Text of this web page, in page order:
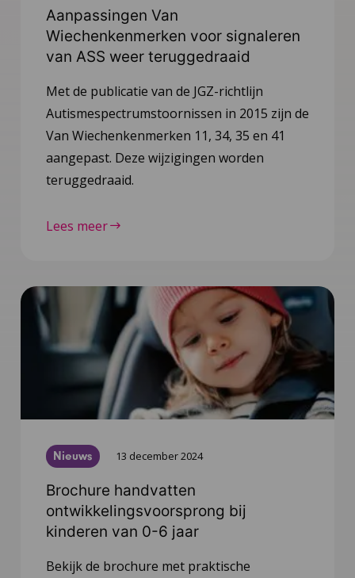
Aanpassingen Van
Wiechenkenmerken voor signaleren
van ASS weer teruggedraaid
Met de publicatie van de JGZ-richtlijn
Autismespectrumstoornissen in 2015 zijn de
Van Wiechenkenmerken 11, 34, 35 en 41
aangepast. Deze wijzigingen worden
teruggedraaid.
Lees meer
Nieuws 13 december 2024
Brochure handvatten
ontwikkelingsvoorsprong bij
kinderen van 0-6 jaar
Bekijk de brochure met praktische